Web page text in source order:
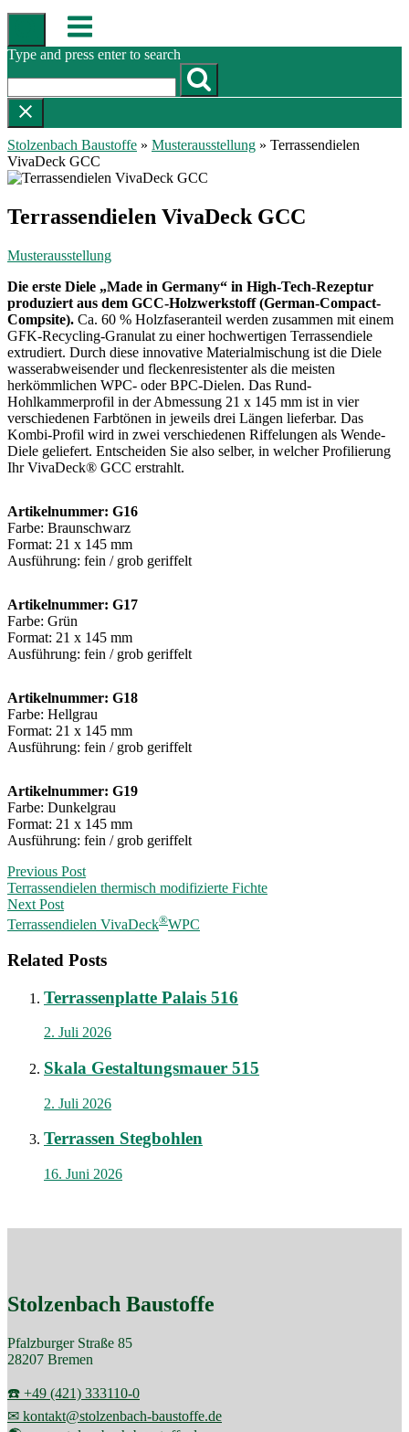
Skip
content
Menu
Type and press enter to search
Stolzenbach Baustoffe » Musterausstellung » Terrassendielen
VivaDeck GCC
Terrassendielen VivaDeck GCC
Musterausstellung
Die erste Diele „Made in Germany“ in High-Tech-Rezeptur
produziert aus dem GCC-Holzwerkstoff (German-Compact-
Compsite). Ca. 60 % Holzfaseranteil werden zusammen mit einem
GFK-Recycling-Granulat zu einer hochwertigen Terrassendiele
extrudiert. Durch diese innovative Materialmischung ist die Diele
wasserabweisender und fleckenresistenter als die meisten
herkömmlichen WPC- oder BPC-Dielen. Das Rund-
Hohlkammerprofil in der Abmessung 21 x 145 mm ist in vier
verschiedenen Farbtönen in jeweils drei Längen lieferbar. Das
Kombi-Profil wird in zwei verschiedenen Riffelungen als Wende-
Diele geliefert. Entscheiden Sie also selber, in welcher Profilierung
Ihr VivaDeck® GCC erstrahlt.
Artikelnummer: G16
Farbe: Braunschwarz
Format: 21 x 145 mm
Ausführung: fein / grob geriffelt
Artikelnummer: G17
Farbe: Grün
Format: 21 x 145 mm
Ausführung: fein / grob geriffelt
Artikelnummer: G18
Farbe: Hellgrau
Format: 21 x 145 mm
Ausführung: fein / grob geriffelt
Artikelnummer: G19
Farbe: Dunkelgrau
Format: 21 x 145 mm
Ausführung: fein / grob geriffelt
Post
navigation
Previous Post
Terrassendielen thermisch modifizierte Fichte
Next Post
Terrassendielen VivaDeck®WPC
Related Posts
Terrassenplatte Palais 516
2. Juli 2026
Skala Gestaltungsmauer 515
2. Juli 2026
Terrassen Stegbohlen
16. Juni 2026
Stolzenbach Baustoffe
Pfalzburger Straße 85
28207 Bremen
☎️ +49 (421) 333110-0
✉ kontakt@stolzenbach-baustoffe.de